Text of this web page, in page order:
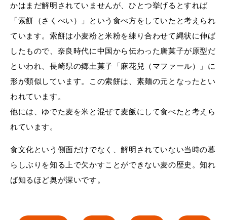
かはまだ解明されていませんが、ひとつ挙げるとすれば
「索餅（さくべい）」という食べ方をしていたと考えられ
ています。索餅は小麦粉と米粉を練り合わせて縄状に伸ば
したもので、奈良時代に中国から伝わった唐菓子が原型だ
といわれ、長崎県の郷土菓子「麻花兒（マファール）」に
形が類似しています。この索餅は、素麺の元となったとい
われています。
他には、ゆでた麦を米と混ぜて麦飯にして食べたと考えら
れています。
食文化という側面だけでなく、解明されていない当時の暮
らしぶりを知る上で欠かすことができない麦の歴史。知れ
ば知るほど奥が深いです。